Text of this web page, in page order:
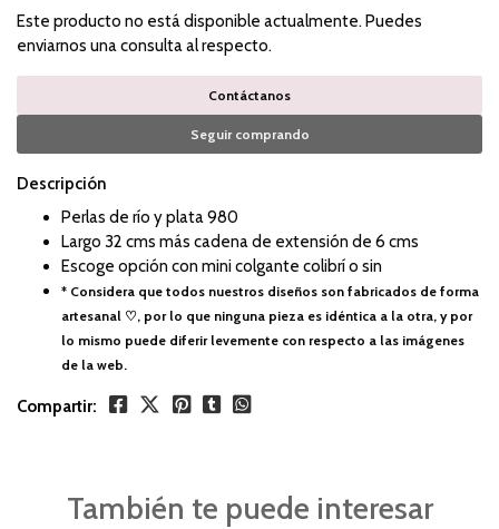
Este producto no está disponible actualmente. Puedes
enviarnos una consulta al respecto.
Contáctanos
Seguir comprando
Descripción
Perlas de río y plata 980
Largo 32 cms más cadena de extensión de 6 cms
Escoge opción con mini colgante colibrí o sin
* Considera que todos nuestros diseños son fabricados de forma
artesanal ♡, por lo que ninguna pieza es idéntica a la otra, y por
lo mismo puede diferir levemente con respecto a las imágenes
de la web.
Compartir:
También te puede interesar